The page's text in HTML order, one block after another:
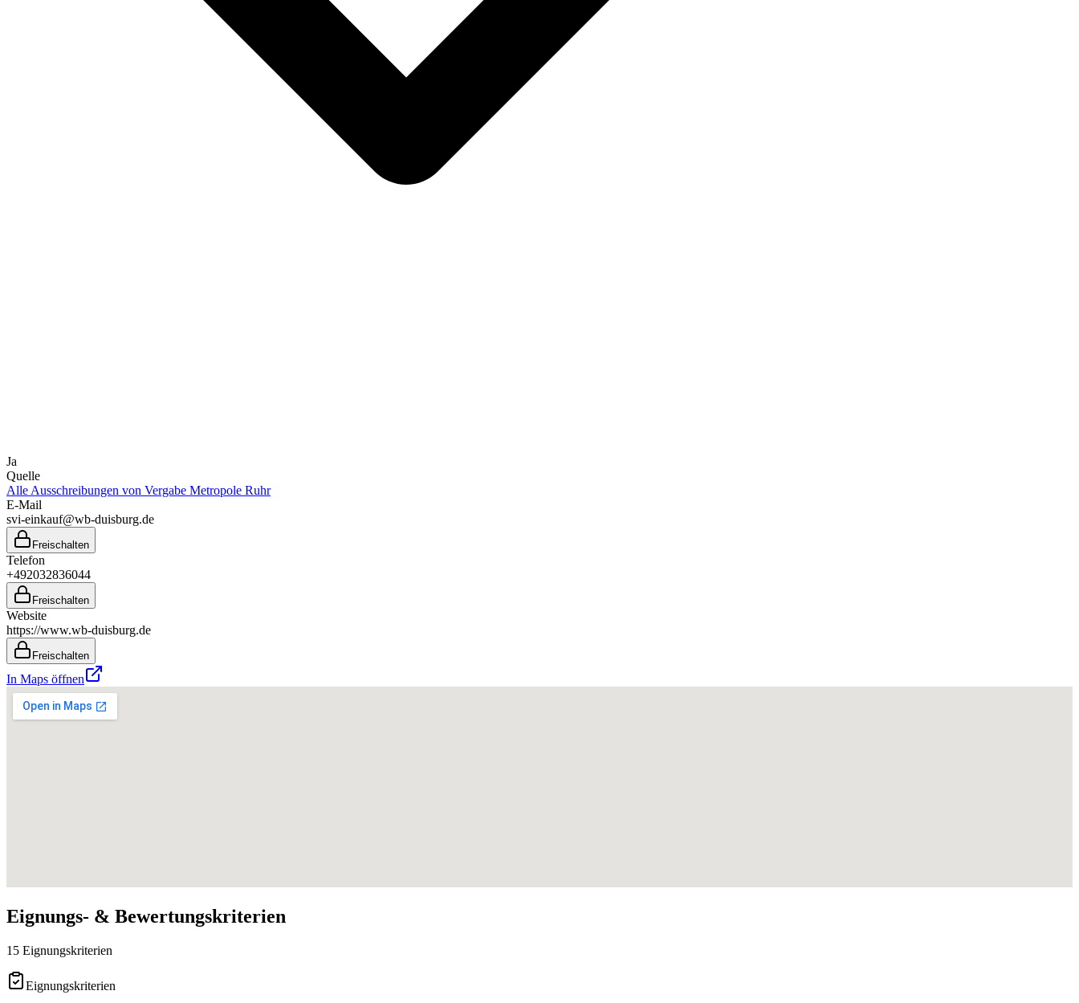
Ja
Quelle
Alle Ausschreibungen von Vergabe Metropole Ruhr
E-Mail
svi-einkauf@wb-duisburg.de
Freischalten
Telefon
+492032836044
Freischalten
Website
https://www.wb-duisburg.de
Freischalten
In Maps öffnen
Eignungs- & Bewertungskriterien
15 Eignungskriterien
Eignungskriterien